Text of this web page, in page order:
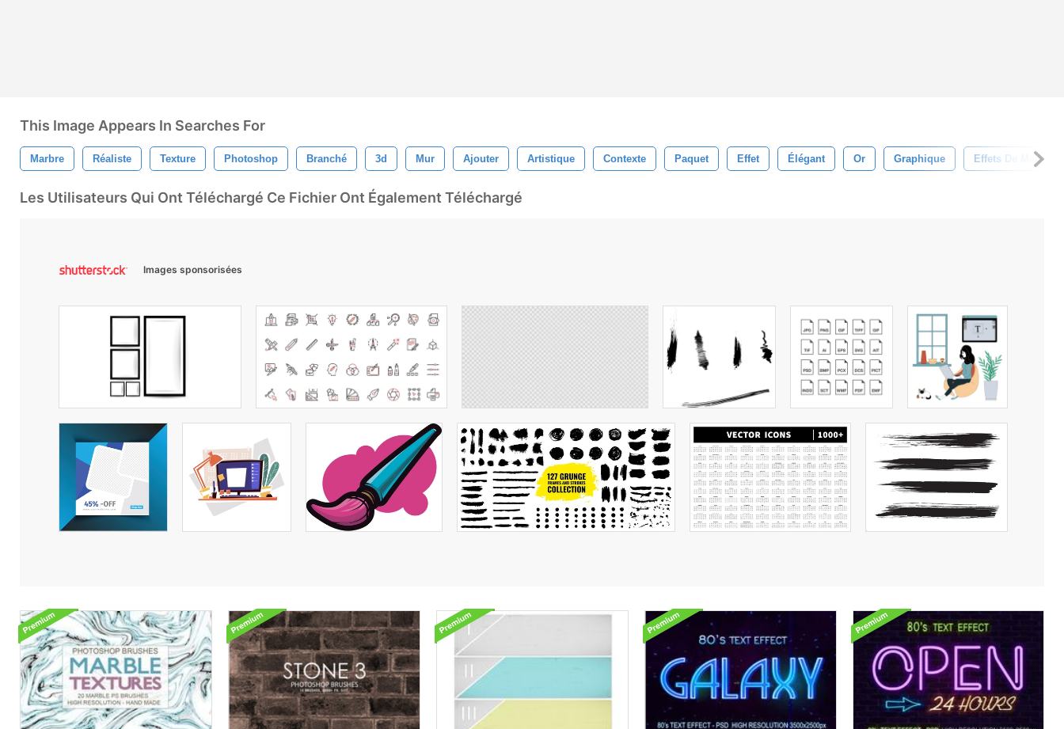
This Image Appears In Searches For
Marbre Réaliste Texture Photoshop Branché 3d Mur Ajouter Artistique Contexte Paquet Effet Élégant Or Graphique Effets De Marbre
Les Utilisateurs Qui Ont Téléchargé Ce Fichier Ont Également Téléchargé
Images sponsorisées